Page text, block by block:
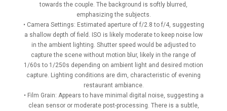
towards the couple. The background is softly blurred,
emphasizing the subjects.
• Camera Settings: Estimated aperture of f/2.8 to f/4, suggesting
a shallow depth of field. ISO is likely moderate to keep noise low
in the ambient lighting. Shutter speed would be adjusted to
capture the scene without motion blur, likely in the range of
1/60s to 1/250s depending on ambient light and desired motion
capture. Lighting conditions are dim, characteristic of evening
restaurant ambiance.
• Film Grain: Appears to have minimal digital noise, suggesting a
clean sensor or moderate post-processing. There is a subtle,